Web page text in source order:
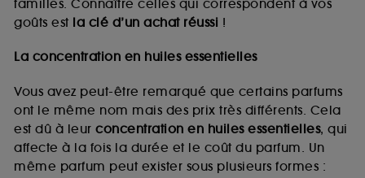
familles. Connaître celles qui correspondent à vos
goûts est la clé d’un achat réussi !
La concentration en huiles essentielles
Vous avez peut-être remarqué que certains parfums
ont le même nom mais des prix très différents. Cela
est dû à leur concentration en huiles essentielles, qui
affecte à la fois la durée et le coût du parfum. Un
même parfum peut exister sous plusieurs formes :